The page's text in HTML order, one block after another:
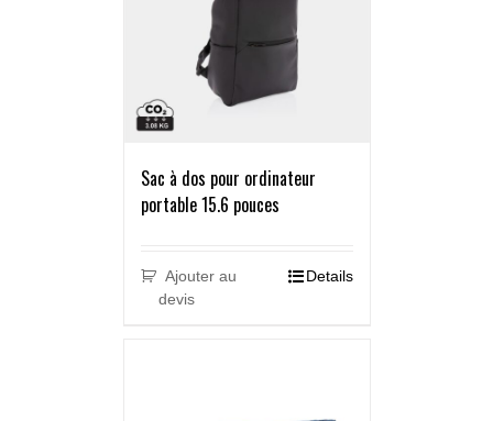
Sac à dos pour ordinateur
portable 15.6 pouces
Ajouter au
devis
Details